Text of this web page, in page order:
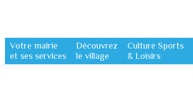
Votre mairie
et ses services
Découvrez
le village
Culture Sports
& Loisirs